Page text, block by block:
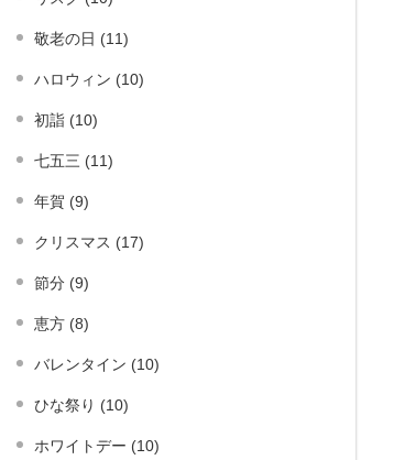
敬老の日 (11)
ハロウィン (10)
初詣 (10)
七五三 (11)
年賀 (9)
クリスマス (17)
節分 (9)
恵方 (8)
バレンタイン (10)
ひな祭り (10)
ホワイトデー (10)